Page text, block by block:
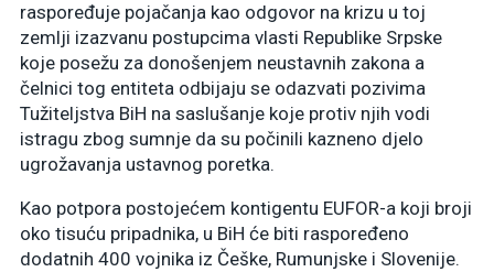
raspoređuje pojačanja kao odgovor na krizu u toj
zemlji izazvanu postupcima vlasti Republike Srpske
koje posežu za donošenjem neustavnih zakona a
čelnici tog entiteta odbijaju se odazvati pozivima
Tužiteljstva BiH na saslušanje koje protiv njih vodi
istragu zbog sumnje da su počinili kazneno djelo
ugrožavanja ustavnog poretka.
Kao potpora postojećem kontigentu EUFOR-a koji broji
oko tisuću pripadnika, u BiH će biti raspoređeno
dodatnih 400 vojnika iz Češke, Rumunjske i Slovenije.